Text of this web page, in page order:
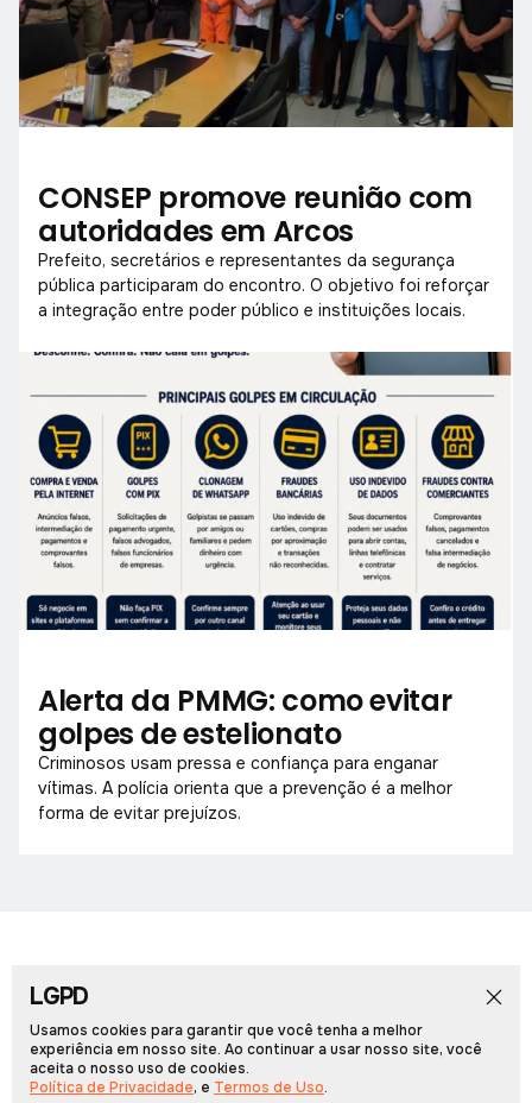
CONSEP promove reunião com
autoridades em Arcos
Prefeito, secretários e representantes da segurança
pública participaram do encontro. O objetivo foi reforçar
a integração entre poder público e instituições locais.
Alerta da PMMG: como evitar
golpes de estelionato
Criminosos usam pressa e confiança para enganar
vítimas. A polícia orienta que a prevenção é a melhor
forma de evitar prejuízos.
Início
Cadernos EspeciaisRádio PCN
Portal Arcos © 2026, Todos os direitos reservados.
LGPD
Usamos cookies para garantir que você tenha a melhor
experiência em nosso site. Ao continuar a usar nosso site, você
aceita o nosso uso de cookies.
Política de Privacidade, e Termos de Uso.